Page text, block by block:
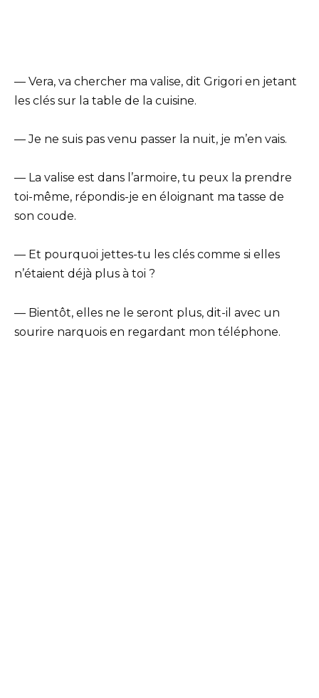
— Vera, va chercher ma valise, dit Grigori en jetant
les clés sur la table de la cuisine.
— Je ne suis pas venu passer la nuit, je m’en vais.
— La valise est dans l’armoire, tu peux la prendre
toi-même, répondis-je en éloignant ma tasse de
son coude.
— Et pourquoi jettes-tu les clés comme si elles
n’étaient déjà plus à toi ?
— Bientôt, elles ne le seront plus, dit-il avec un
sourire narquois en regardant mon téléphone.